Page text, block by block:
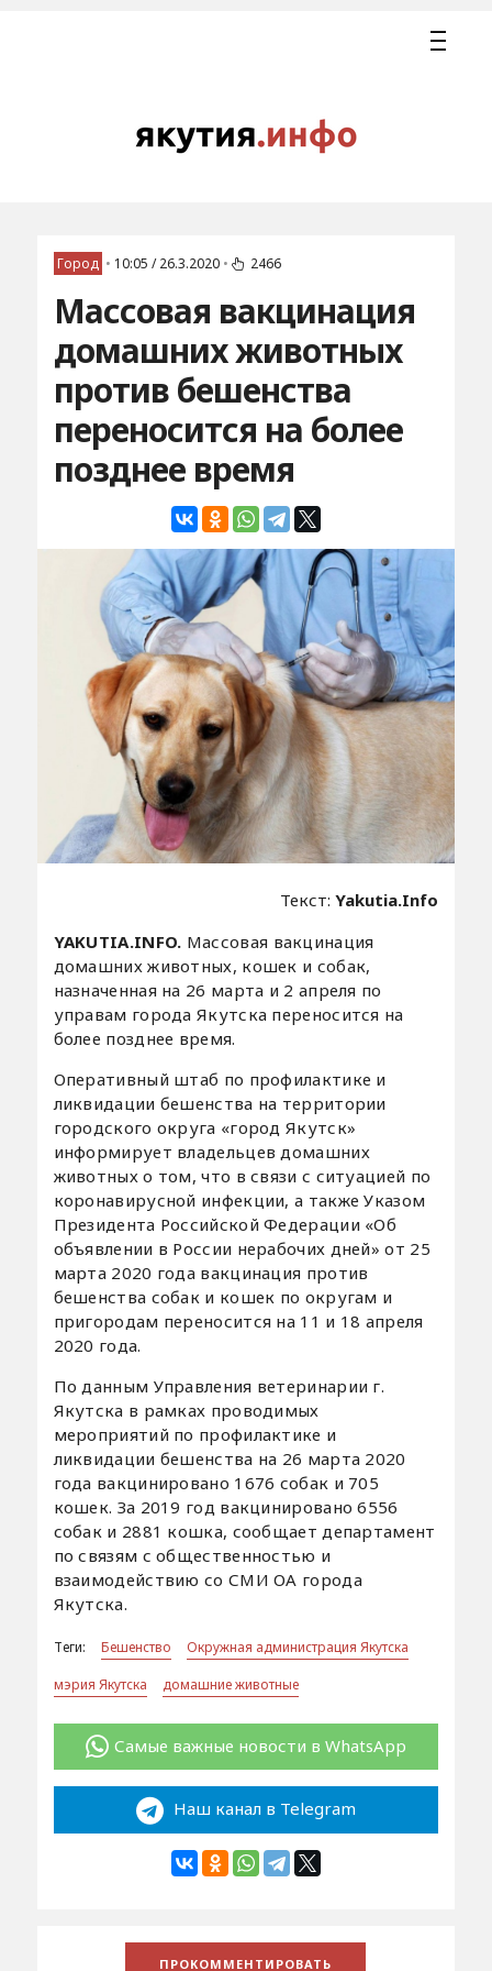
Город • 10:05 / 26.3.2020 • 2466
Массовая вакцинация
домашних животных
против бешенства
переносится на более
позднее время
Текст:Yakutia.Info
YAKUTIA.INFO. Массовая вакцинация
домашних животных, кошек и собак,
назначенная на 26 марта и 2 апреля по
управам города Якутска переносится на
более позднее время.
Оперативный штаб по профилактике и
ликвидации бешенства на территории
городского округа «город Якутск»
информирует владельцев домашних
животных о том, что в связи с ситуацией по
коронавирусной инфекции, а также Указом
Президента Российской Федерации «Об
объявлении в России нерабочих дней» от 25
марта 2020 года вакцинация против
бешенства собак и кошек по округам и
пригородам переносится на 11 и 18 апреля
2020 года.
По данным Управления ветеринарии г.
Якутска в рамках проводимых
мероприятий по профилактике и
ликвидации бешенства на 26 марта 2020
года вакцинировано 1676 собак и 705
кошек. За 2019 год вакцинировано 6556
собак и 2881 кошка, сообщает департамент
по связям с общественностью и
взаимодействию со СМИ ОА города
Якутска.
Теги: Бешенство
Окружная администрация Якутска
мэрия Якутска
домашние животные
Самые важные новости в WhatsApp
Наш канал в Telegram